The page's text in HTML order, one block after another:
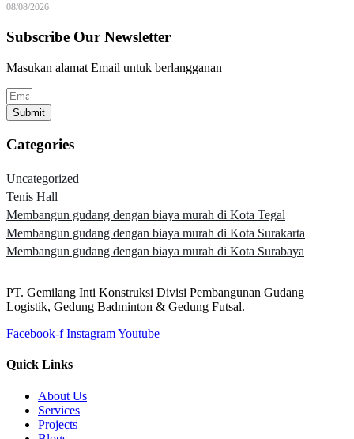
08/08/2026
Subscribe Our Newsletter
Masukan alamat Email untuk berlangganan
Submit
Categories
Uncategorized
Tenis Hall
Membangun gudang dengan biaya murah di Kota Tegal
Membangun gudang dengan biaya murah di Kota Surakarta
Membangun gudang dengan biaya murah di Kota Surabaya
PT. Gemilang Inti Konstruksi Divisi Pembangunan Gudang
Logistik, Gedung Badminton & Gedung Futsal.
Facebook-f InstagramYoutube
Quick Links
About Us
Services
Projects